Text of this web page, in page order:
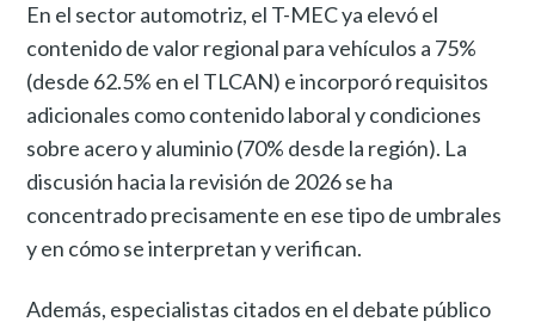
En el sector automotriz, el T-MEC ya elevó el
contenido de valor regional para vehículos a 75%
(desde 62.5% en el TLCAN) e incorporó requisitos
adicionales como contenido laboral y condiciones
sobre acero y aluminio (70% desde la región). La
discusión hacia la revisión de 2026 se ha
concentrado precisamente en ese tipo de umbrales
y en cómo se interpretan y verifican.
Además, especialistas citados en el debate público